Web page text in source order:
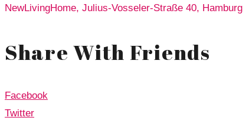
NewLivingHome, Julius-Vosseler-Straße 40, Hamburg
Share With Friends
Facebook
Twitter